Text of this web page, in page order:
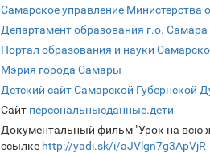
Самарское управление Министерства
Департамент образования г.о. Самара
Портал образования и науки
Мэрия города Самары
Детский сайт Самарской Губернской
Сайт персональныеданные.дети
Документальный фильм "Урок на всю
ссылке http://yadi.sk/i/aJVlgn7g3ApVjR